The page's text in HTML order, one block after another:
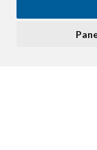
consideramos
ninguna acción,